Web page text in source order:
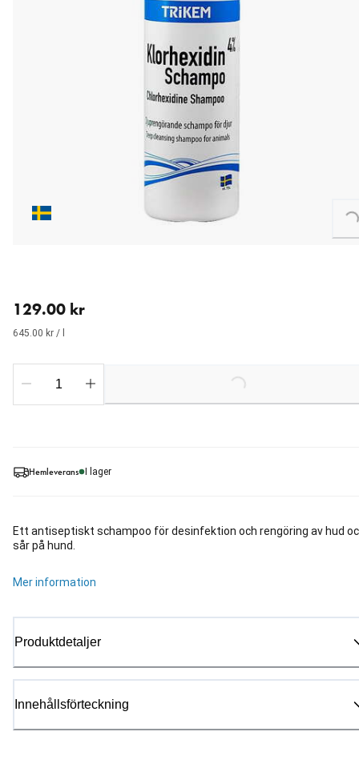
Loading...
Hemleverans I lager
Ett antiseptiskt schampoo för desinfektion och rengöring av hud
sår på hund.
Mer information
Produktdetaljer
Innehållsförteckning
129.00 kr
645.00 kr / l
Loading...